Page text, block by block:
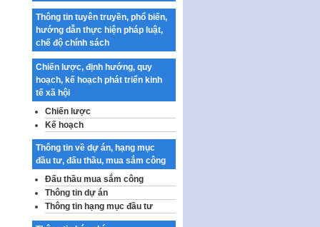
Kế hoạch Tổ chức Cuộc thi
chính luận về bảo vệ nền tảng tư
tưởng của Đảng…
Công bố công khai dự toán kinh
phí xây dựng pháp luật, hoàn
thiện thể chế, chính…
Quy định về nghiên cứu, ứng
dụng khoa học, công nghệ, đổi
mới sáng tạo và chuyển…
Quy định chi tiết và hướng dẫn
thi hành một số điều của Luật Lý
lịch tư…
Sửa đổi, bổ sung một số nội
dung tại Nghị quyết số 30/NQ-
CP ngày 24 tháng 02…
Thông tin tuyên truyền, phổ biến,
hướng dẫn thực hiện pháp luật,
chế độ chính sách
Chiến lược, định hướng, quy
hoạch, kế hoạch phát triển kinh
tế xã hội
Chiến lược
Kế hoạch
Thông tin về dự án, hạng mục
đầu tư, đấu thầu, mua sắm công
Đấu thầu mua sắm công
Thông tin dự án
Thông tin hạng mục đầu tư